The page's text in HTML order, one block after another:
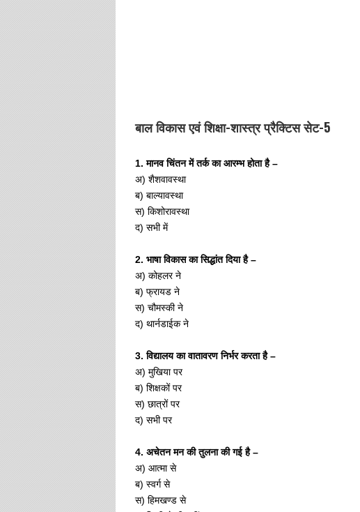
बाल विकास एवं शिक्षा-शास्त्र प्रैक्टिस सेट-5
1. मानव चिंतन में तर्क का आरम्भ होता है –
अ) शैशवावस्था
ब) बाल्यावस्था
स) किशोरावस्था
द) सभी में
2. भाषा विकास का सिद्धांत दिया है –
अ) कोहलर ने
ब) फ्रायड ने
स) चौमस्की ने
द) थार्नडाईक ने
3. विद्यालय का वातावरण निर्भर करता है –
अ) मुखिया पर
ब) शिक्षकों पर
स) छात्रों पर
द) सभी पर
4. अचेतन मन की तुलना की गई है –
अ) आत्मा से
ब) स्वर्ग से
स) हिमखण्ड से